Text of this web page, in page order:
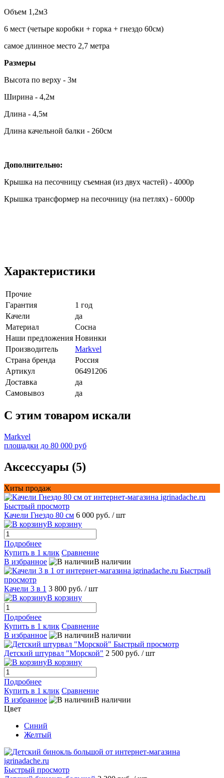
Объем 1,2м3
6 мест (четыре коробки + горка + гнездо 60см)
самое длинное место 2,7 метра
Размеры
Высота по верху - 3м
Ширина - 4,2м
Длина - 4,5м
Длина качельной балки - 260см
Дополнительно:
Крышка на песочницу съемная (из двух частей) - 4000р
Крышка трансформер на песочницу (на петлях) - 6000р
Характеристики
Прочие
Гарантия
1 год
Качели
да
Материал
Сосна
Наши предложения Новинки
Производитель
Markvel
Страна бренда
Россия
Артикул
06491206
Доставка
да
Самовывоз
да
C этим товаром искали
Markvel
площадки до 80 000 руб
Аксессуары (5)
Хиты продаж
Быстрый просмотр
Качели Гнездо 80 см 6 000 руб. / шт
В корзину
Подробнее
Купить в 1 клик Сравнение
В избранное
В наличии
Быстрый
просмотр
Качели 3 в 1 3 800 руб. / шт
В корзину
Подробнее
Купить в 1 клик Сравнение
В избранное
В наличии
Быстрый просмотр
Детский штурвал "Морской" 2 500 руб. / шт
В корзину
Подробнее
Купить в 1 клик Сравнение
В избранное
В наличии
Цвет
Синий
Желтый
Быстрый просмотр